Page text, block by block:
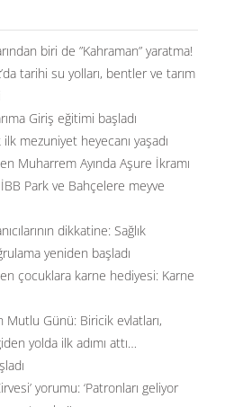
biri de ”Kahraman” yaratma!
tarihi su yolları, bentler ve tarım
Giriş eğitimi başladı
mezuniyet heyecanı yaşadı
Muharrem Ayında Aşure İkramı
Park ve Bahçelere meyve
dikkatine: Sağlık
yeniden başladı
çocuklara karne hediyesi: Karne
Günü: Biricik evlatları,
yolda ilk adımı attı…
yorumu: ‘Patronları geliyor